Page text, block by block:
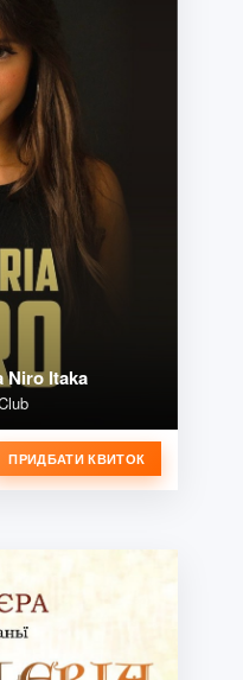
Niro Itaka
ПРИДБАТИ КВИТОК